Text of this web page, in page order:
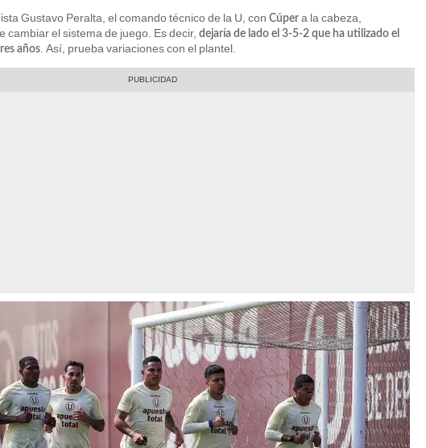
Gustavo Peralta, el comando técnico de la U, con Cúper a la cabeza,
cambiar el sistema de juego. Es decir, dejaría de lado el 3-5-2 que ha utilizado el
años. Así, prueba variaciones con el plantel.